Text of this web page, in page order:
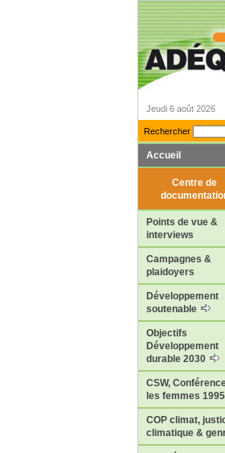
Jeudi 6 août 2026
Rechercher
Accueil
Centre de
Points de vue &
interviews
Campagnes &
plaidoyers
Développement
soutenable
Objectifs
Développement
durable 2030
CSW,
les femmes 1995
COP climat,
climatique &